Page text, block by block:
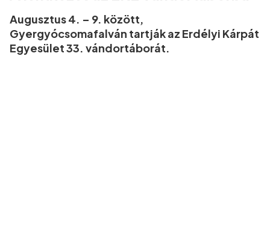
Augusztus 4. – 9. között,
Gyergyócsomafalván tartják az Erdélyi Kárpát
Egyesület 33. vándortáborát.